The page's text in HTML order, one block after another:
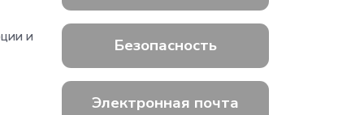
и
Безопасность
Электронная почта